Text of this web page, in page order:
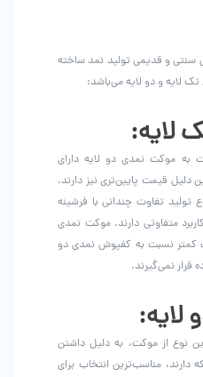
سنتی و قدیمی تولید نمد ساخته
لایه و دو لایه می‌باشد:
لایه:
موکت نمدی دو لایه دارای
قیمت پایین‌تری نیز دارند.
تولید تفاوت چندانی با فرشینه
متفاوتی دارند. موکت نمدی
کمتر نسبت به کفپوش نمدی دو
قرار نمی‌گیرند.
نوع از موکت، به دلیل داشتن
مناسب‌ترین انتخاب برای